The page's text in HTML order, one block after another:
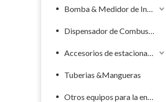
Bomba & Medidor de Industrial
Dispensador de Combustible
Accesorios de estacionamiento de llenado
Tuberias &Mangueras
Otros equipos para la energía